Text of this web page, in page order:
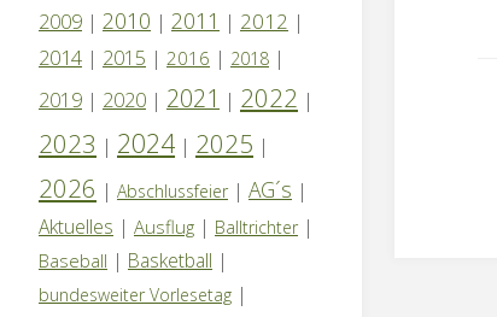
2009 | 2010 | 2011 | 2012 |
2014 | 2015 | 2016 | 2018 |
2019 | 2020 | 2021 | 2022 |
2023 | 2024 | 2025 |
2026 | Abschlussfeier | AG´s |
Aktuelles | Ausflug | Balltrichter |
Baseball | Basketball |
bundesweiter Vorlesetag |